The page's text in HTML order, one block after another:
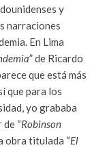
y
narraciones
En Lima
” de Ricardo
que está más
que para los
yo grababa
“Robinson
obra titulada “El